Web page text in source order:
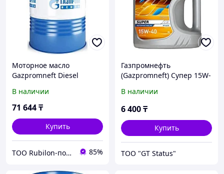
Моторное масло
Gazpromneft Diesel
В наличии
71 644₸
Купить
ТОО Rubilon-поставщик №1 85%
Газпромнефть
(Gazpromneft) Супер 15W-
В наличии
6 400₸
Купить
ТОО "GT Status"